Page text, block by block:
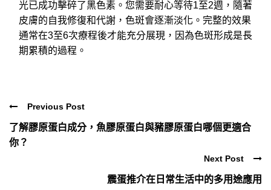
光已成功擊碎了黑色素。您需要耐心等待1至2週，隨著
皮膚的自我修復和代謝，色斑會逐漸淡化。完整的效果
通常在3至6次療程後才能充分展現，因為色斑形成是長
期累積的過程。
Previous Post
了解膠原蛋白成分，魚膠原蛋白與豬膠原蛋白哪個更適合
你？
Next Post
震蛋推介在日常生活中的多用途應用